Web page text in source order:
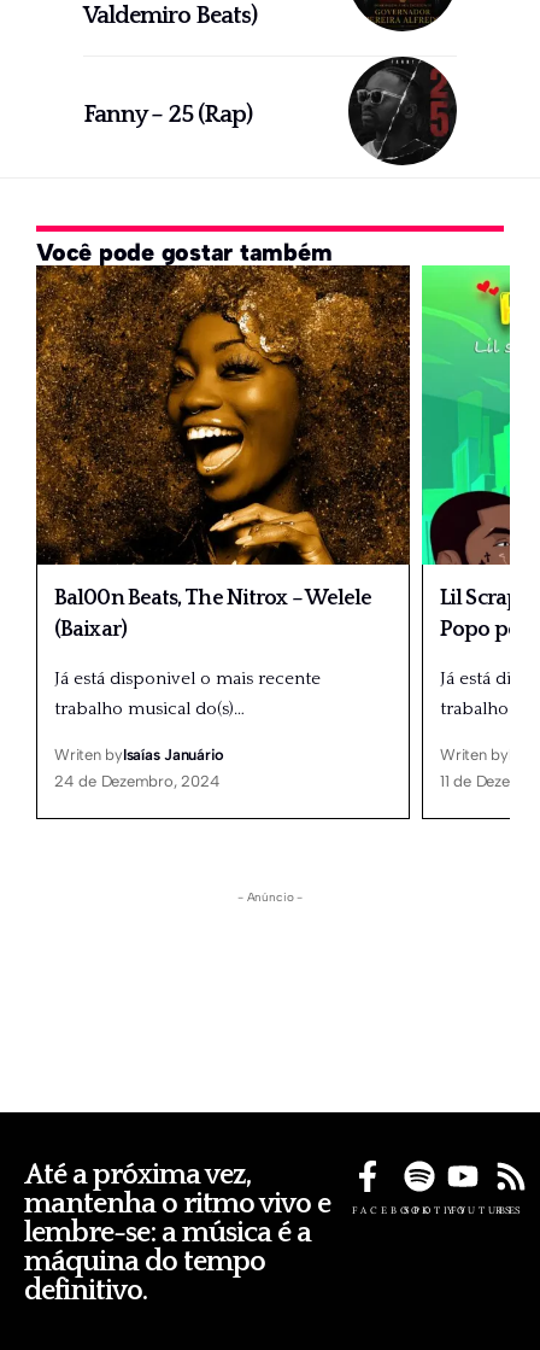
Valdemiro Beats)
Fanny – 25 (Rap)
Você pode gostar também
Bal00n Beats, The Nitrox – Welele
(Baixar)
Já está disponivel o mais recente
trabalho musical do(s)…
Writen byIsaías Januário
24 de Dezembro, 2024
Lil
Popo poo
Já está
trabalho
Writen by
11 de
- Anúncio -
Até a próxima vez,
mantenha o ritmo vivo e
lembre-se: a música é a
máquina do tempo
definitivo.
FACEBOOKSPOTIFYYOUTUBE
RSS